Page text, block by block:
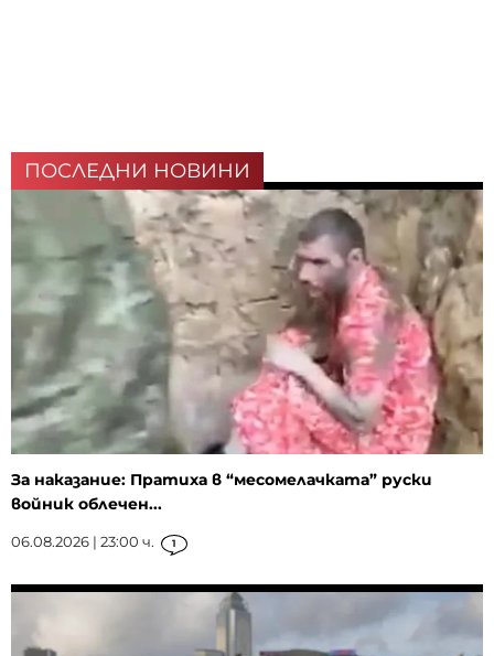
ПОСЛЕДНИ НОВИНИ
За наказание: Пратиха в “месомелачката” руски
войник облечен...
06.08.2026 | 23:00 ч. 1